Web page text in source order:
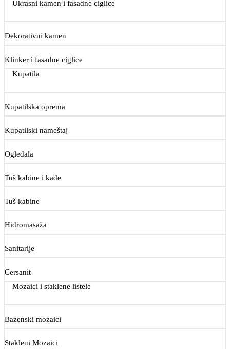
Ukrasni kamen i fasadne ciglice
Dekorativni kamen
Klinker i fasadne ciglice
Kupatila
Kupatilska oprema
Kupatilski nameštaj
Ogledala
Tuš kabine i kade
Tuš kabine
Hidromasaža
Sanitarije
Cersanit
Mozaici i staklene listele
Bazenski mozaici
Stakleni Mozaici